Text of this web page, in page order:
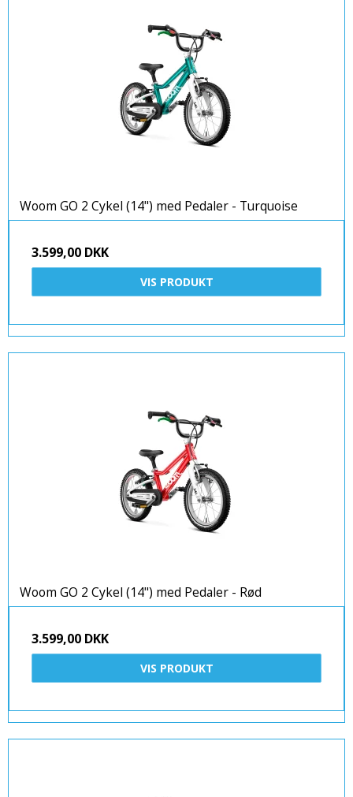
Woom GO 2 Cykel (14") med Pedaler - Turquoise
3.599,00 DKK
VIS PRODUKT
Woom GO 2 Cykel (14") med Pedaler - Rød
3.599,00 DKK
VIS PRODUKT